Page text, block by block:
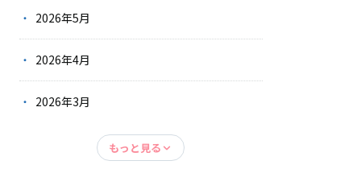
2026年5月
2026年4月
2026年3月
もっと見る